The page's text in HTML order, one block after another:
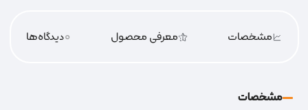
مشخصات معرفی محصول 0دیدگاه‌‌ها
مشخصات